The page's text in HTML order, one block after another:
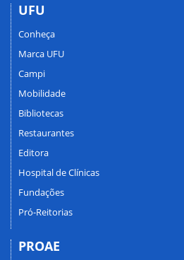
UFU
Conheça
Marca UFU
Campi
Mobilidade
Bibliotecas
Restaurantes
Editora
Hospital de Clínicas
Fundações
Pró-Reitorias
PROAE